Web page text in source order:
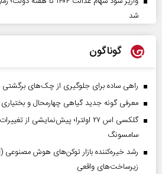
شد
گوناگون
راهی ساده برای جلوگیری از چک‌های برگشتی
معرفی گونه جدید گیاهی چهارمحال و
گلکسی اس ۲۷ اولترا؛ پیش‌نمایشی از
سامسونگ
زیرساخت‌های واقعی